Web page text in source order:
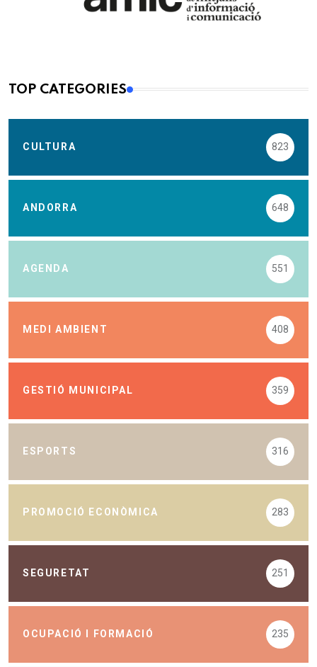
TOP CATEGORIES
CULTURA 823
ANDORRA 648
AGENDA 551
MEDI AMBIENT 408
GESTIÓ MUNICIPAL 359
ESPORTS 316
PROMOCIÓ ECONÒMICA 283
SEGURETAT 251
OCUPACIÓ I FORMACIÓ 235